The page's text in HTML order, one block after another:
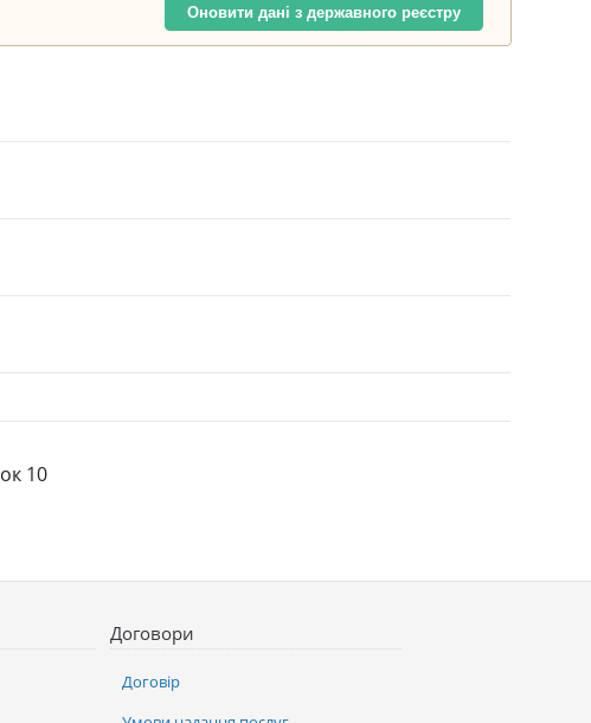
Оновити дані з державного реєстру
10
Договори
Договір